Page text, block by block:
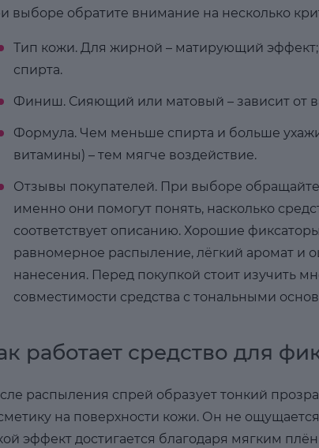
выборе обратите внимание на несколько
Тип кожи. Для жирной – матирующий
спирта.
Финиш. Сияющий или матовый – зависит от
Формула. Чем меньше спирта и больше
витамины) – тем мягче воздействие.
Отзывы покупателей. При выборе
именно они помогут понять, насколько
соответствует описанию. Хорошие
равномерное распыление, лёгкий аромат и
нанесения. Перед покупкой стоит изучить
совместимости средства с тональными
работает средство для
распыления спрей образует тонкий
на поверхности кожи. Он не
эффект достигается благодаря мягким